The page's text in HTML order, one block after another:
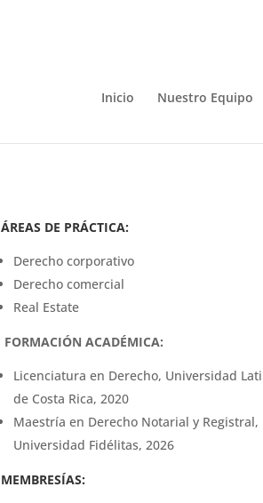
Inicio Nuestro Equipo
ÁREAS DE PRÁCTICA:
Derecho corporativo
Derecho comercial
Real Estate
FORMACIÓN ACADÉMICA:
Licenciatura en Derecho, Universidad
de Costa Rica, 2020
Maestría en Derecho Notarial y Registral,
Universidad Fidélitas, 2026
MEMBRESÍAS: